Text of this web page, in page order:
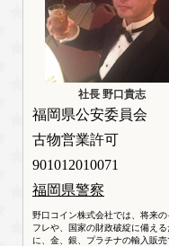
社長 野口貴志
福岡県公安委員会
古物営業許可
901012010071
福岡県警察
野口コイン株式会社では、将来の
フレや、国家の財政破綻に備える
に、金、銀、プラチナの輸入販売